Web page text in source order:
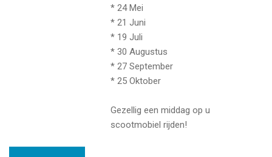
* 24 Mei
* 21 Juni
* 19 Juli
* 30 Augustus
* 27 September
* 25 Oktober
Gezellig een middag op u
scootmobiel rijden!